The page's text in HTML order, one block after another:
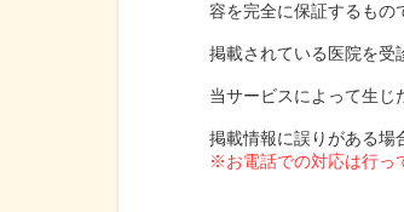
容を完全に保証するもの
掲載されている医院を受
当サービスによって生じ
掲載情報に誤りがある場
※お電話での対応は行っ